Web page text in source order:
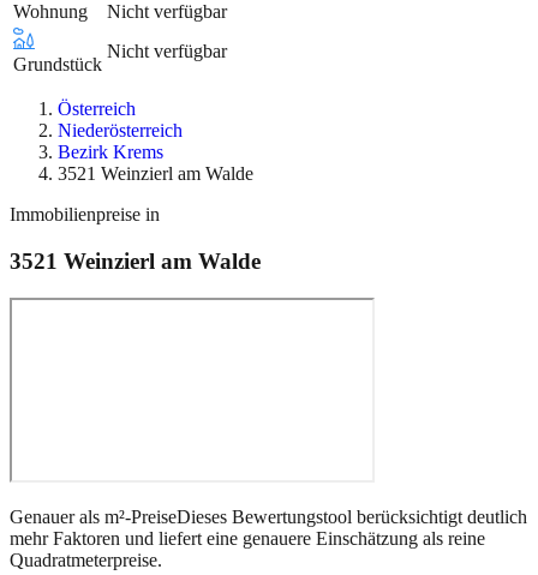
Wohnung
Nicht verfügbar
Grundstück
Nicht verfügbar
Österreich
Niederösterreich
Bezirk Krems
3521 Weinzierl am Walde
Immobilienpreise in
3521 Weinzierl am Walde
Genauer als m²-PreiseDieses Bewertungstool berücksichtigt deutlich
mehr Faktoren und liefert eine genauere Einschätzung als reine
Quadratmeterpreise.